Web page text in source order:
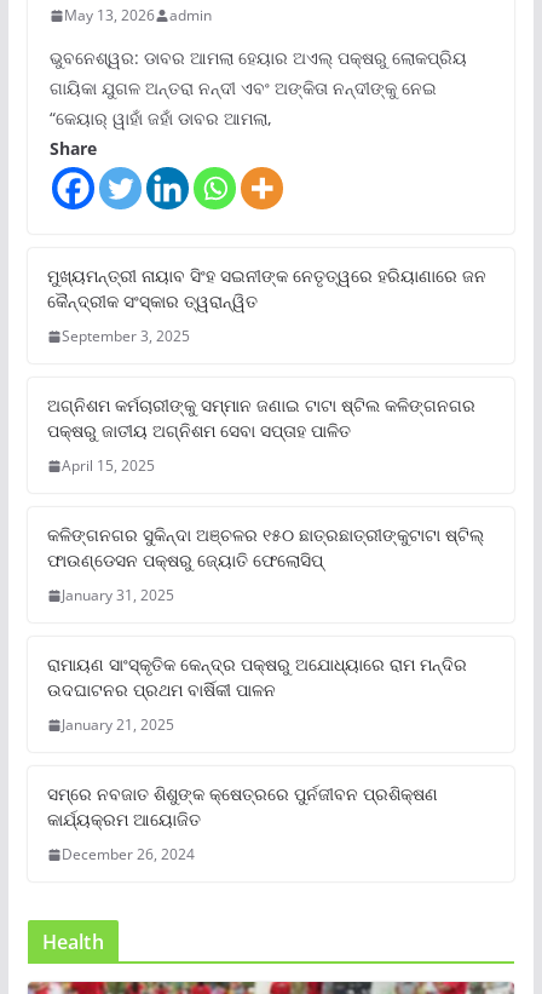
May 13, 2026 admin
ଭୁବନେଶ୍ୱର: ଡାବର ଆମଲା ହେୟାର ଅଏଲ୍ ପକ୍ଷରୁ ଲୋକପ୍ରିୟ
ଗାୟିକା ଯୁଗଳ ଅନ୍ତରା ନନ୍ଦୀ ଏବଂ ଅଙ୍କିତା ନନ୍ଦୀଙ୍କୁ ନେଇ
“କେୟାର୍ ୱାହାଁ ଜହାଁ ଡାବର ଆମଲା,
Share
ମୁଖ୍ୟମନ୍ତ୍ରୀ ନାୟାବ ସିଂହ ସଇନୀଙ୍କ ନେତୃତ୍ୱରେ ହରିୟାଣାରେ ଜନ
କୈନ୍ଦ୍ରୀକ ସଂସ୍କାର ତ୍ୱରାନ୍ୱିତ
September 3, 2025
ଅଗ୍ନିଶମ କର୍ମଚାରୀଙ୍କୁ ସମ୍ମାନ ଜଣାଇ ଟାଟା ଷ୍ଟିଲ କଳିଙ୍ଗନଗର
ପକ୍ଷରୁ ଜାତୀୟ ଅଗ୍ନିଶମ ସେବା ସପ୍ତାହ ପାଳିତ
April 15, 2025
କଳିଙ୍ଗନଗର ସୁକିନ୍ଦା ଅଞ୍ଚଳର ୧୫୦ ଛାତ୍ରଛାତ୍ରୀଙ୍କୁଟାଟା ଷ୍ଟିଲ୍
ଫାଉଣ୍ଡେସନ ପକ୍ଷରୁ ଜ୍ୟୋତି ଫେଲୋସିପ୍‌
January 31, 2025
ରାମାୟଣ ସାଂସ୍କୃତିକ କେନ୍ଦ୍ର ପକ୍ଷରୁ ଅଯୋଧ୍ୟାରେ ରାମ ମନ୍ଦିର
ଉଦଘାଟନର ପ୍ରଥମ ବାର୍ଷିକୀ ପାଳନ
January 21, 2025
ସମ୍‌ରେ ନବଜାତ ଶିଶୁଙ୍କ କ୍ଷେତ୍ରରେ ପୁର୍ନଜୀବନ ପ୍ରଶିକ୍ଷଣ
କାର୍ଯ୍ୟକ୍ରମ ଆୟୋଜିତ
December 26, 2024
Health